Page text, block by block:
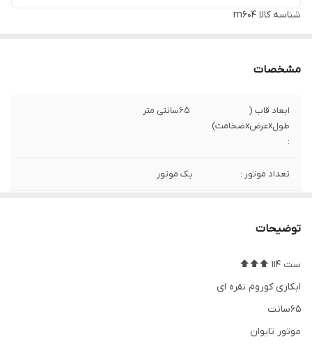
شناسه کالا m604
مشخصات
ابعاد قاب (
طولxعرضxضخامت)
:
65سانتی متر
تعداد موتور : یک موتور
جنس صفحه
شب نما
توضیحات
ست 114 ⬆️⬆️⬆️
ابکاری کوروم نقره ای
65سانت
موتور تایوان